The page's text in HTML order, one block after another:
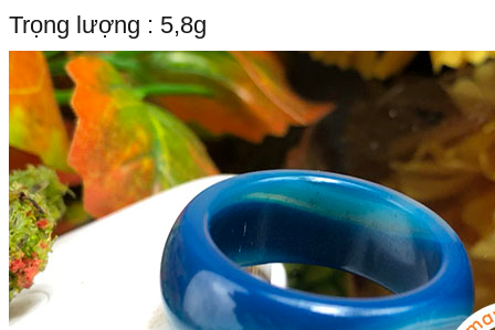
Trọng lượng : 5,8g